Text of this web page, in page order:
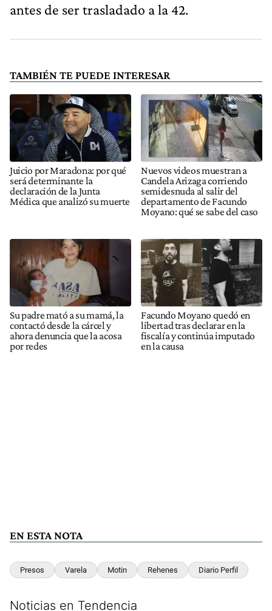
antes de ser trasladado a la 42.
TAMBIÉN TE PUEDE INTERESAR
Juicio por Maradona: por qué
será determinante la
declaración de la Junta
Médica que analizó su muerte
Nuevos videos muestran a
Candela Arizaga corriendo
semidesnuda al salir del
departamento de Facundo
Moyano: qué se sabe del caso
Su padre mató a su mamá, la
contactó desde la cárcel y
ahora denuncia que la acosa
por redes
Facundo Moyano quedó en
libertad tras declarar en la
fiscalía y continúa imputado
en la causa
EN ESTA NOTA
Presos Varela Motin Rehenes Diario Perfil
Noticias en Tendencia